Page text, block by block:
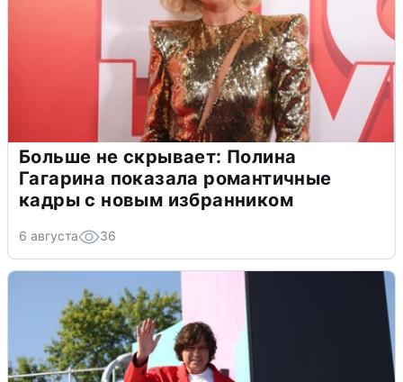
Больше не скрывает: Полина
Гагарина показала романтичные
кадры с новым избранником
6 августа 36